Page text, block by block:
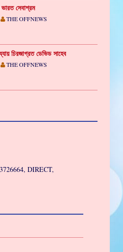
ভারত সেবাশ্রম
THE OFFNEWS
চিরজাগ্রত ডেভিড সাহেব
THE OFFNEWS
DIRECT,